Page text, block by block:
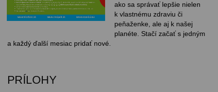
ako sa správať lepšie nielen
k vlastnému zdraviu či
peňaženke, ale aj k našej
planéte. Stačí začať s jedným
a každý ďalší mesiac pridať nové.
PRÍLOHY